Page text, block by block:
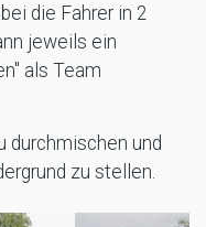
die Fahrer in 2
jeweils ein
als Team
durchmischen und
zu stellen.